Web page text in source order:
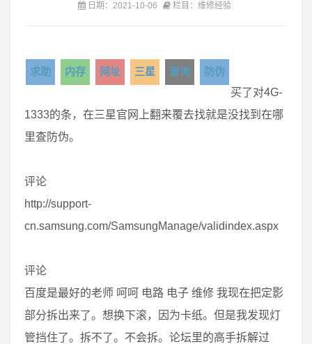
日期：2021-10-06 栏目：维修经验
求助 内存 网址 三星 查询
防伪
买了对4G-
1333的条，在三星官网上翻来覆去找就是没找到在哪
里查防伪。
评论
http://support-
cn.samsung.com/SamsungManage/validindex.aspx
评论
百度是最好的老师 呵呵 电路 电子 维修 我现在把定影
部分拆出来了。想换下滚，因为卡纸。但是我发现灯
管挡住了。拆不了。不会拆。论坛里的高手拆解过